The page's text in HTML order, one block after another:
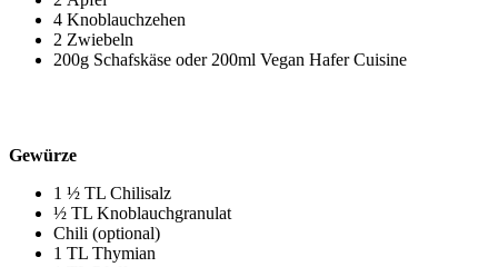
4 Knoblauchzehen
2 Zwiebeln
200g Schafskäse oder 200ml Vegan Hafer Cuisine
Gewürze
1 ½ TL Chilisalz
½ TL Knoblauchgranulat
Chili (optional)
1 TL Thymian